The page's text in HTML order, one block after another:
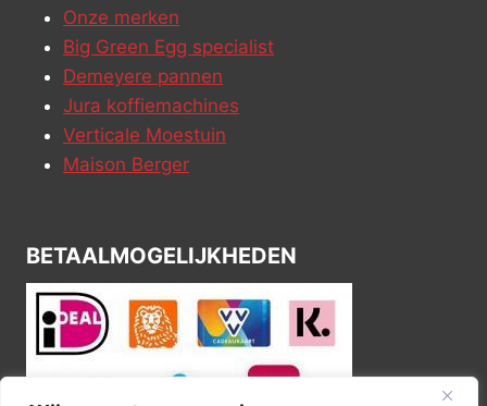
Onze merken
Big Green Egg specialist
Demeyere pannen
Jura koffiemachines
Verticale Moestuin
Maison Berger
BETAALMOGELIJKHEDEN